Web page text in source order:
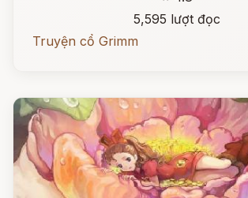
5,595 lượt đọc
Truyện cổ Grimm